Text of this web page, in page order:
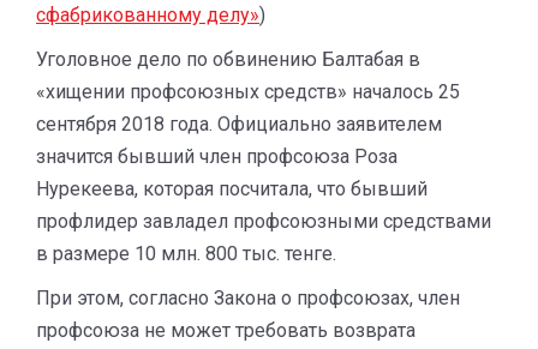
сфабрикованному делу»)
Уголовное дело по обвинению Балтабая в
«хищении профсоюзных средств» началось 25
сентября 2018 года. Официально заявителем
значится бывший член профсоюза Роза
Нурекеева, которая посчитала, что бывший
профлидер завладел профсоюзными средствами
в размере 10 млн. 800 тыс. тенге.
При этом, согласно Закона о профсоюзах, член
профсоюза не может требовать возврата